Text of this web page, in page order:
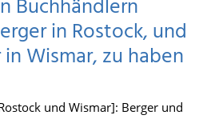
Buchhändlern
in Rostock, und
Wismar, zu haben
und Wismar]: Berger und